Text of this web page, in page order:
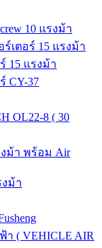
10 แรงม้า
เตอร์ 15 แรงม้า
15 แรงม้า
CY-37
OL22-8 ( 30
งม้า พร้อม Air
ม้า
( VEHICLE AIR